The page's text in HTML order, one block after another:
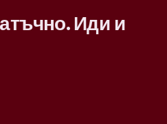
Иди и